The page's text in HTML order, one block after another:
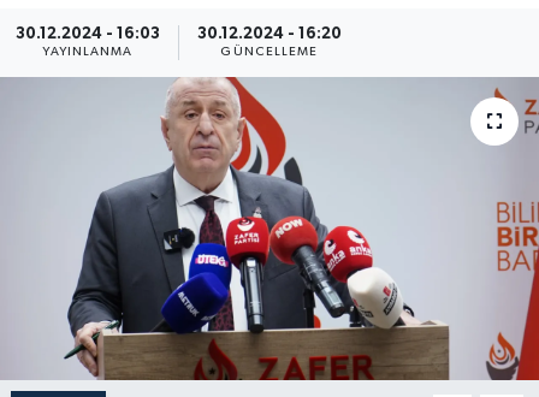
30.12.2024 - 16:03
YAYINLANMA
30.12.2024 - 16:20
GÜNCELLEME